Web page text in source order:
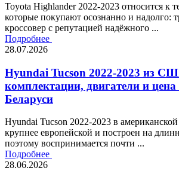
Toyota Highlander 2022-2023 относится к
которые покупают осознанно и надолго:
кроссовер с репутацией надёжного ...
Подробнее
28.07.2026
Hyundai Tucson 2022-2023 из
комплектации, двигатели и
Беларуси
Hyundai Tucson 2022-2023 в
крупнее европейской и построен на
поэтому воспринимается почти ...
Подробнее
28.06.2026